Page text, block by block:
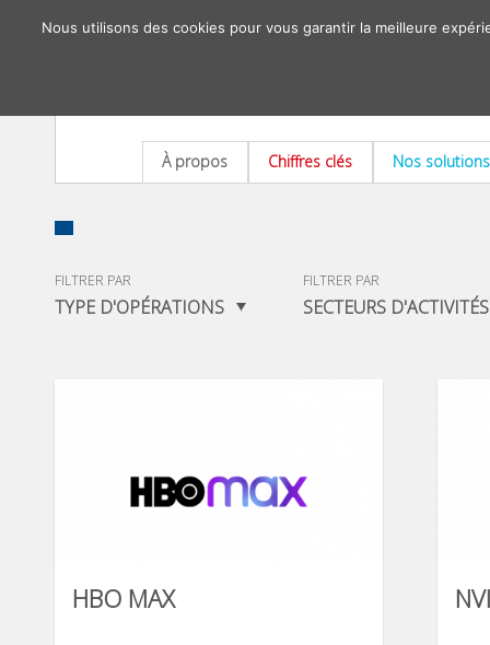
À propos Chiffres clés Nos solutions
FILTRER PAR
TYPE D'OPÉRATIONS
FILTRER PAR
SECTEURS D'ACTIVITÉS
HBO MAX
Nous utilisons des cookies pour vous garantir la meilleure